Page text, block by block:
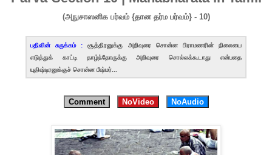
(அநுசாஸனிக பர்வம் {தான தர்ம பர்வம்} - 10)
பதிவின் சுருக்கம் : சூத்திரனுக்கு அறிவுரை சொன்ன பிராமணரின் நிலையை
எடுத்துக் காட்டி தாழ்ந்தோருக்கு அறிவுரை சொல்லக்கூடாது என்பதை
யுதிஷ்டிரனுக்குச் சொன்ன பீஷ்மர்...
Comment NoVideo NoAudio